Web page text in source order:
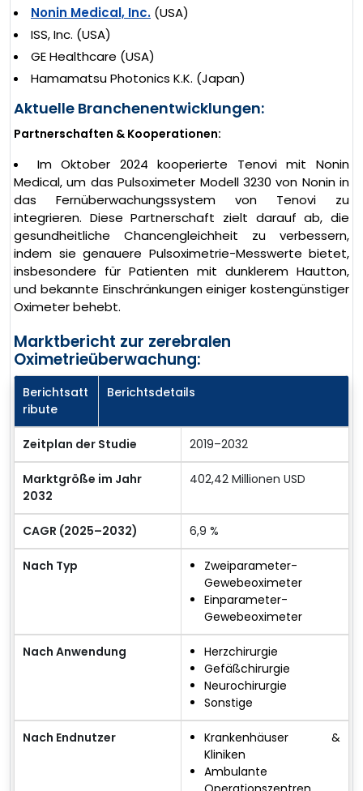
Nonin Medical, Inc. (USA)
ISS, Inc. (USA)
GE Healthcare (USA)
Hamamatsu Photonics K.K. (Japan)
Aktuelle Branchenentwicklungen:
Partnerschaften & Kooperationen:
Im Oktober 2024 kooperierte Tenovi mit Nonin
Medical, um das Pulsoximeter Modell 3230 von Nonin in
das Fernüberwachungssystem von Tenovi zu
integrieren. Diese Partnerschaft zielt darauf ab, die
gesundheitliche Chancengleichheit zu verbessern,
indem sie genauere Pulsoximetrie-Messwerte bietet,
insbesondere für Patienten mit dunklerem Hautton,
und bekannte Einschränkungen einiger kostengünstiger
Oximeter behebt.
Marktbericht zur zerebralen
Oximetrieüberwachung:
Berichtsatt
ribute
Berichtsdetails
Zeitplan der Studie 2019–2032
Marktgröße im Jahr
2032
402,42 Millionen USD
CAGR (2025–2032) 6,9 %
Nach Typ
Zweiparameter-
Gewebeoximeter
Einparameter-
Gewebeoximeter
Nach Anwendung
Herzchirurgie
Gefäßchirurgie
Neurochirurgie
Sonstige
Nach Endnutzer
Krankenhäuser &
Kliniken
Ambulante